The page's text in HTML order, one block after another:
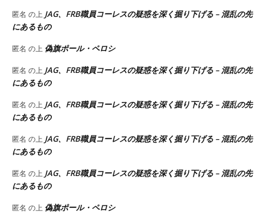
匿名 の上 JAG、FRB職員コーレスの疑惑を深く掘り下げる – 混乱の先
にあるもの
匿名 の上 偽旗ポール・ペロシ
匿名 の上 JAG、FRB職員コーレスの疑惑を深く掘り下げる – 混乱の先
にあるもの
匿名 の上 JAG、FRB職員コーレスの疑惑を深く掘り下げる – 混乱の先
にあるもの
匿名 の上 JAG、FRB職員コーレスの疑惑を深く掘り下げる – 混乱の先
にあるもの
匿名 の上 JAG、FRB職員コーレスの疑惑を深く掘り下げる – 混乱の先
にあるもの
匿名 の上 偽旗ポール・ペロシ